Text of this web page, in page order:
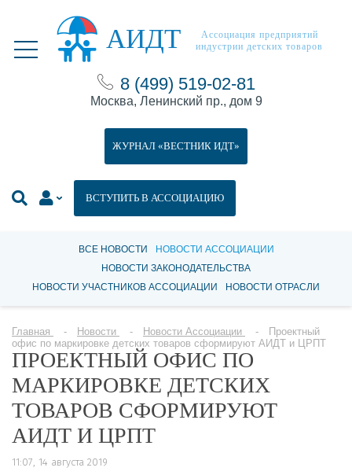
АИДТ
Ассоциация предприятий
индустрии детских товаров
8 (499) 519-02-81
Москва, Ленинский пр., дом 9
ВСТУПИТЬ В АССОЦИАЦИЮ
ЖУРНАЛ «ВЕСТНИК ИДТ»
ВСЕ НОВОСТИ
НОВОСТИ АССОЦИАЦИИ
НОВОСТИ ЗАКОНОДАТЕЛЬСТВА
НОВОСТИ УЧАСТНИКОВ АССОЦИАЦИИ
НОВОСТИ ОТРАСЛИ
Главная Новости Новости Ассоциации
Проектный
офис по маркировке детских товаров сформируют АИДТ и ЦРПТ
ПРОЕКТНЫЙ ОФИС ПО
МАРКИРОВКЕ ДЕТСКИХ
ТОВАРОВ СФОРМИРУЮТ
АИДТ И ЦРПТ
11:07, 14 августа 2019